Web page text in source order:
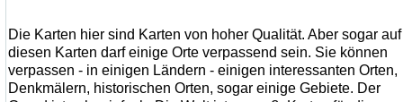
Die Karten hier sind Karten von hoher Qualität. Aber sogar auf
diesen Karten darf einige Orte verpassend sein. Sie können
verpassen - in einigen Ländern - einigen interessanten Orten,
Denkmälern, historischen Orten, sogar einige Gebiete. Der